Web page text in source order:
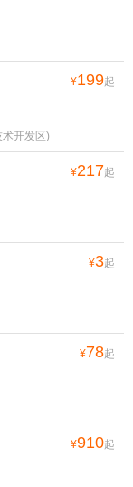
¥199起
开发区)
¥217起
¥3起
¥78起
¥910起